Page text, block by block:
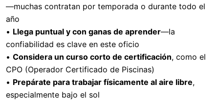
—muchas contratan por temporada o durante todo el
año
• Llega puntual y con ganas de aprender—la
confiabilidad es clave en este oficio
• Considera un curso corto de certificación, como el
CPO (Operador Certificado de Piscinas)
• Prepárate para trabajar físicamente al aire libre,
especialmente bajo el sol